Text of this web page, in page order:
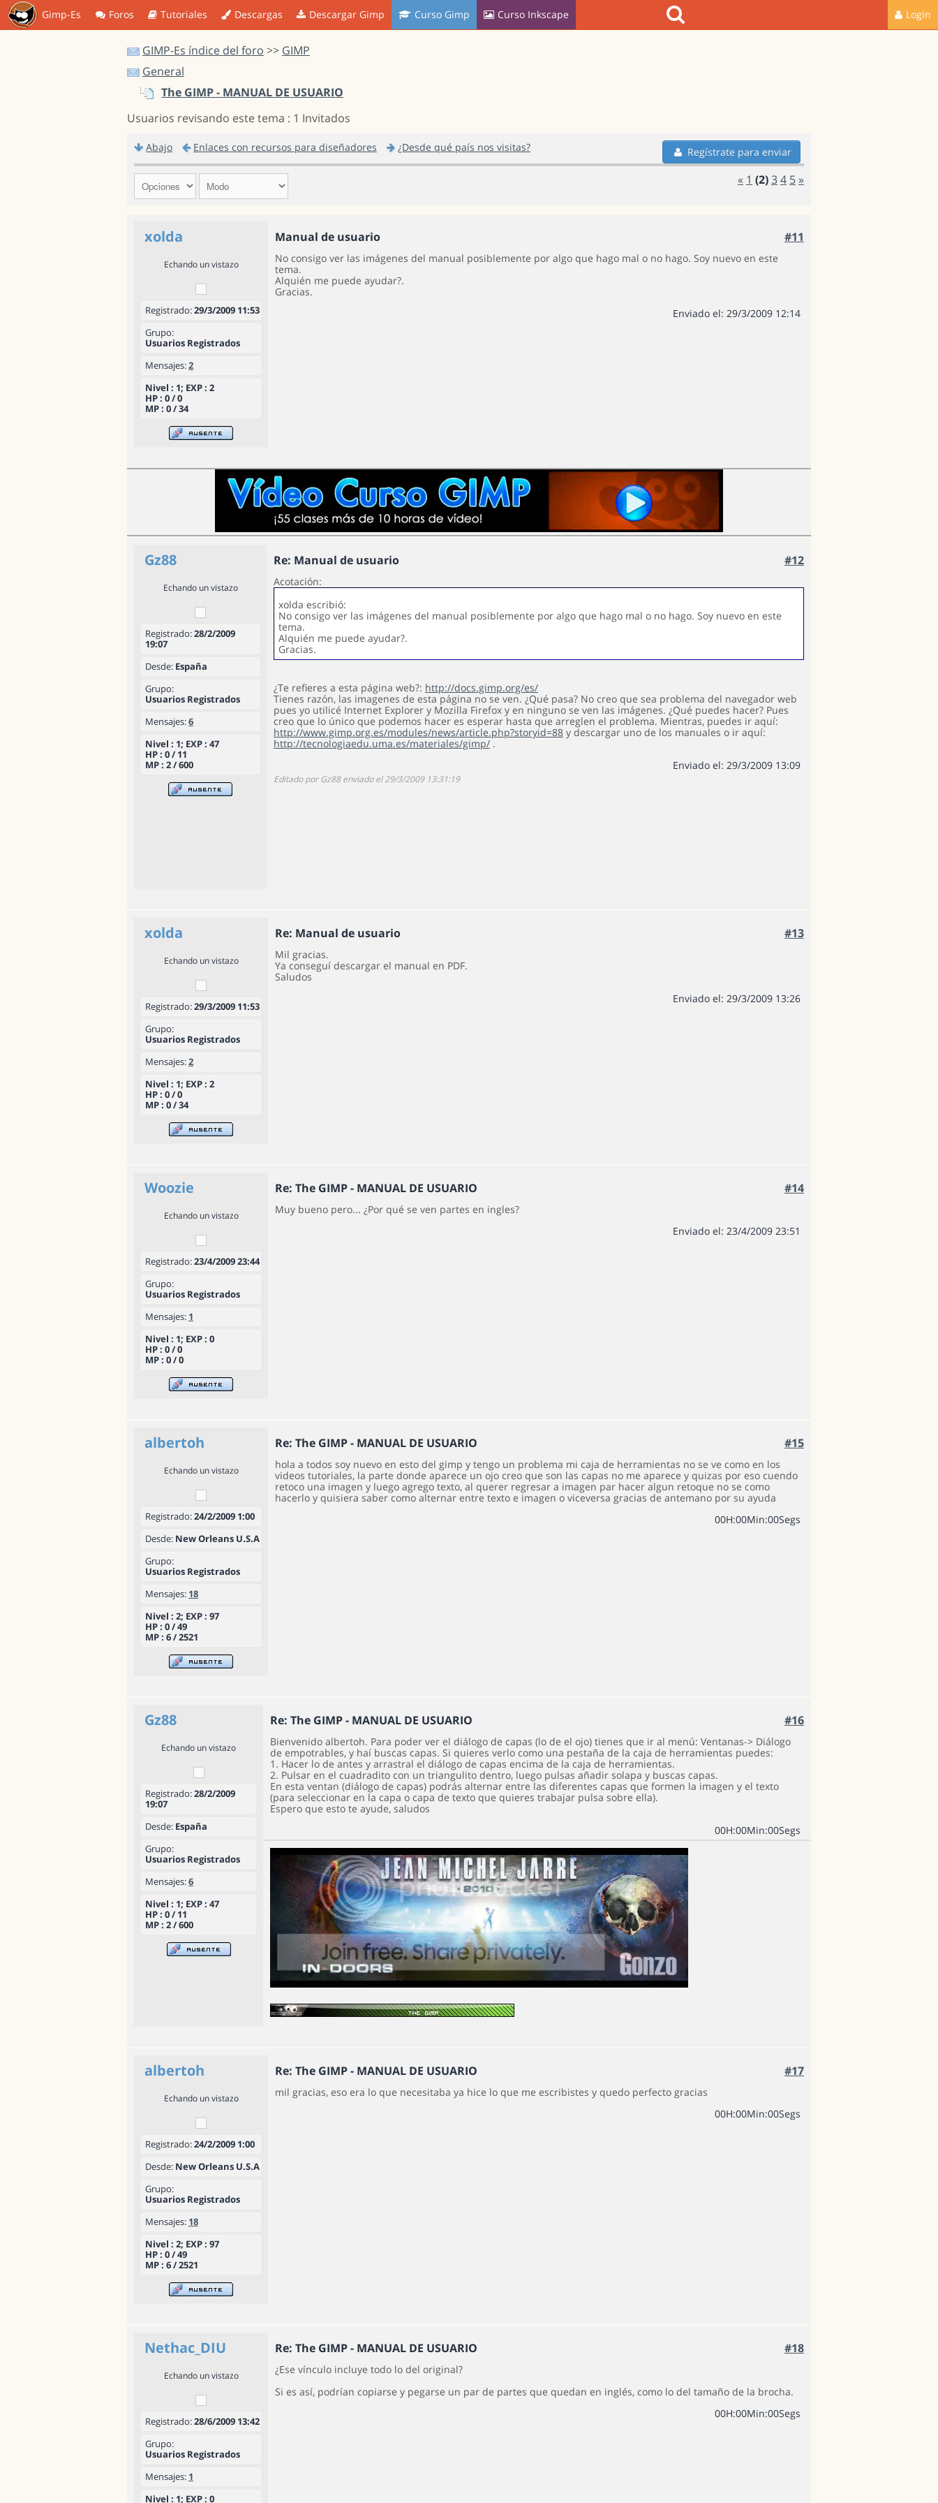
Gimp-Es Foros Tutoriales Descargas Descargar Gimp Curso Gimp Curso Inkscape Login
GIMP-Es índice del foro >> GIMP
General
The GIMP - MANUAL DE USUARIO
Usuarios revisando este tema : 1 Invitados
Abajo Enlaces con recursos para diseñadores ¿Desde qué país nos visitas? Regístrate para enviar
« 1 (2)34 5 »
xolda Manual de usuario #11
Echando un vistazo
Registrado:29/3/2009 11:53
Grupo:
Usuarios Registrados
Mensajes:2
Nivel : 1; EXP : 2
HP : 0 / 0
MP : 0 / 34
No consigo ver las imágenes del manual posiblemente por algo que hago mal o no hago. Soy nuevo en este
tema.
Alquién me puede ayudar?.
Gracias.
Enviado el: 29/3/2009 12:14
Gz88 Re: Manual de usuario #12
Echando un vistazo
Registrado:28/2/2009
19:07
Desde: España
Grupo:
Usuarios Registrados
Mensajes:6
Nivel : 1; EXP : 47
HP : 0 / 11
MP : 2 / 600
Acotación:
xolda escribió:
No consigo ver las imágenes del manual posiblemente por algo que hago mal o no hago. Soy nuevo en este
tema.
Alquién me puede ayudar?.
Gracias.
¿Te refieres a esta página web?: http://docs.gimp.org/es/
Tienes razón, las imagenes de esta página no se ven. ¿Qué pasa? No creo que sea problema del navegador web
pues yo utilicé Internet Explorer y Mozilla Firefox y en ninguno se ven las imágenes. ¿Qué puedes hacer? Pues
creo que lo único que podemos hacer es esperar hasta que arreglen el problema. Mientras, puedes ir aquí:
http://www.gimp.org.es/modules/news/article.php?storyid=88 y descargar uno de los manuales o ir aquí:
http://tecnologiaedu.uma.es/materiales/gimp/.
Enviado el: 29/3/2009 13:09
Editado por Gz88 enviado el 29/3/2009 13:31:19
xolda Re: Manual de usuario #13
Echando un vistazo
Registrado:29/3/2009 11:53
Grupo:
Usuarios Registrados
Mensajes:2
Nivel : 1; EXP : 2
HP : 0 / 0
MP : 0 / 34
Mil gracias.
Ya conseguí descargar el manual en PDF.
Saludos
Enviado el: 29/3/2009 13:26
Woozie Re: The GIMP - MANUAL DE USUARIO #14
Echando un vistazo
Registrado:23/4/2009 23:44
Grupo:
Usuarios Registrados
Mensajes: 1
Nivel : 1; EXP : 0
HP : 0 / 0
MP : 0 / 0
Muy bueno pero... ¿Por qué se ven partes en ingles?
Enviado el: 23/4/2009 23:51
albertoh Re: The GIMP - MANUAL DE USUARIO #15
Echando un vistazo
Registrado:24/2/2009 1:00
Desde: New Orleans U.S.A
Grupo:
Usuarios Registrados
Mensajes: 18
Nivel : 2; EXP : 97
HP : 0 / 49
MP : 6 / 2521
hola a todos soy nuevo en esto del gimp y tengo un problema mi caja de herramientas no se ve como en los
videos tutoriales, la parte donde aparece un ojo creo que son las capas no me aparece y quizas por eso cuendo
retoco una imagen y luego agrego texto, al querer regresar a imagen par hacer algun retoque no se como
hacerlo y quisiera saber como alternar entre texto e imagen o viceversa gracias de antemano por su ayuda
00H:00Min:00Segs
Gz88 Re: The GIMP - MANUAL DE USUARIO #16
Echando un vistazo
Registrado:28/2/2009
19:07
Desde: España
Grupo:
Usuarios Registrados
Mensajes:6
Nivel : 1; EXP : 47
HP : 0 / 11
MP : 2 / 600
Bienvenido albertoh. Para poder ver el diálogo de capas (lo de el ojo) tienes que ir al menú: Ventanas-> Diálogo
de empotrables, y haí buscas capas. Si quieres verlo como una pestaña de la caja de herramientas puedes:
1. Hacer lo de antes y arrastral el diálogo de capas encima de la caja de herramientas.
2. Pulsar en el cuadradito con un triangulito dentro, luego pulsas añadir solapa y buscas capas.
En esta ventan (diálogo de capas) podrás alternar entre las diferentes capas que formen la imagen y el texto
(para seleccionar en la capa o capa de texto que quieres trabajar pulsa sobre ella).
Espero que esto te ayude, saludos
00H:00Min:00Segs
albertoh Re: The GIMP - MANUAL DE USUARIO #17
Echando un vistazo
Registrado:24/2/2009 1:00
Desde: New Orleans U.S.A
Grupo:
Usuarios Registrados
Mensajes: 18
Nivel : 2; EXP : 97
HP : 0 / 49
MP : 6 / 2521
mil gracias, eso era lo que necesitaba ya hice lo que me escribistes y quedo perfecto gracias
00H:00Min:00Segs
Nethac_DIU Re: The GIMP - MANUAL DE USUARIO #18
Echando un vistazo
Registrado:28/6/2009 13:42
Grupo:
Usuarios Registrados
Mensajes: 1
Nivel : 1; EXP : 0
¿Ese vínculo incluye todo lo del original?
Si es así, podrían copiarse y pegarse un par de partes que quedan en inglés, como lo del tamaño de la brocha.
00H:00Min:00Segs